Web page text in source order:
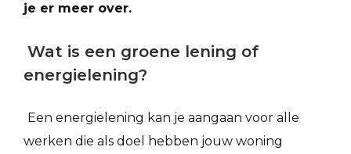
je er meer over.
Wat is een groene lening of
energielening?
Een energielening kan je aangaan voor alle
werken die als doel hebben jouw woning